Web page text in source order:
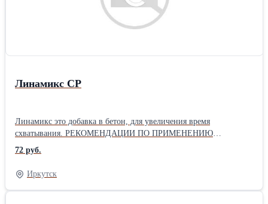
Линамикс СР
Линамикс это добавка в бетон, для увеличения время
схватывания. РЕКОМЕНДАЦИИ ПО ПРИМЕНЕНИЮ
ЗАМЕДЛИТЕЛЯ «ЛИНАМИКС РС» Настоящие Рекомендации
регламентируют применение добавки для бетонов и
строительных растворов с выраженным эффектом повышения
сохраняемости подвижности «ЛИНАМИКС РС» (далее добавка
«ЛИНАМИКС РС») по ТУ 5745-051-58042865-2010. Добавка
72 руб.
Иркутск